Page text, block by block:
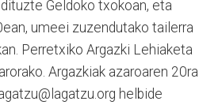
Geldoko txokoan, eta
umeei zuzendutako tailerra
Perretxiko Argazki Lehiaketa
Argazkiak azaroaren 20ra
helbide